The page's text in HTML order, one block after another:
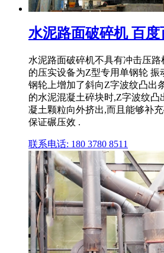
水泥路面破碎机 百度
水泥路面破碎机不具有冲击压
的压实设备为Z型专用单钢轮 振
钢轮上增加了斜向Z字波纹凸出
的水泥混凝土碎块时,Z字波纹凸
凝土颗粒向外挤出,而且能够补
保证碾压效 .
联系电话: 180 3780 8511